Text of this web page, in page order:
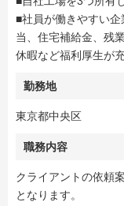
■社員が働きやすい
当、住宅補給金、残
休暇など福利厚生が
勤務地
東京都中央区
職務内容
クライアントの依頼
となります。